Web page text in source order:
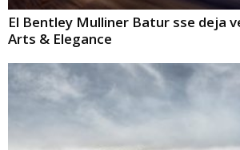
El Bentley Mulliner Batur sse deja
Arts & Elegance